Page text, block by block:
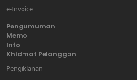
e-Invoice
Pengumuman
Memo
Info
Khidmat Pelanggan
Pengiklanan